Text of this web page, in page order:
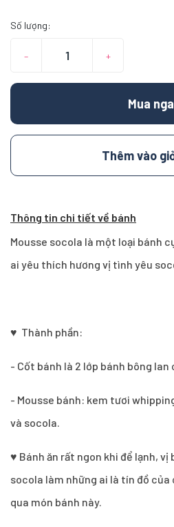
Số lượng:
– +
Mua
Thêm vào
Thông tin chi tiết về bánh
Mousse socola là một loại bánh
ai yêu thích hương vị tình yêu
♥ Thành phần:
- Cốt bánh là 2 lớp bánh bông lan
- Mousse bánh: kem tươi
và socola.
♥ Bánh ăn rất ngon khi để lạnh, vị
socola làm những ai là tín đồ
qua món bánh này.